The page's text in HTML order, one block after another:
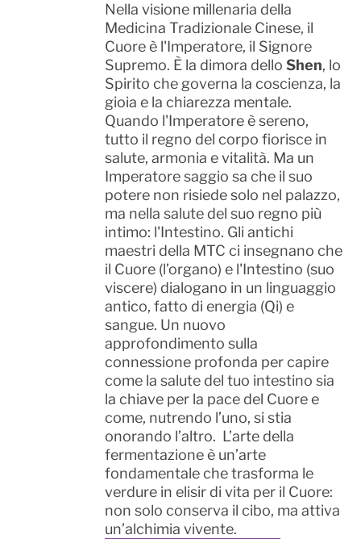
Nella visione millenaria della
Medicina Tradizionale Cinese, il
Cuore è l'Imperatore, il Signore
Supremo. È la dimora delloShen, lo
Spirito che governa la coscienza, la
gioia e la chiarezza mentale.
Quando l'Imperatore è sereno,
tutto il regno del corpo fiorisce in
salute, armonia e vitalità. Ma un
Imperatore saggio sa che il suo
potere non risiede solo nel palazzo,
ma nella salute del suo regno più
intimo: l'Intestino. Gli antichi
maestri della MTC ci insegnano che
il Cuore (l’organo) e l'Intestino (suo
viscere) dialogano in un linguaggio
antico, fatto di energia (Qi) e
sangue. Un nuovo
approfondimento sulla
connessione profonda per capire
come la salute del tuo intestino sia
la chiave per la pace del Cuore e
come, nutrendo l’uno, si stia
onorando l’altro. L’arte della
fermentazione è un’arte
fondamentale che trasforma le
verdure in elisir di vita per il Cuore:
non solo conserva il cibo, ma attiva
un’alchimia vivente.